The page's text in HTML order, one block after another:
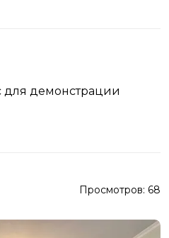
демонстрации
Просмотров: 68